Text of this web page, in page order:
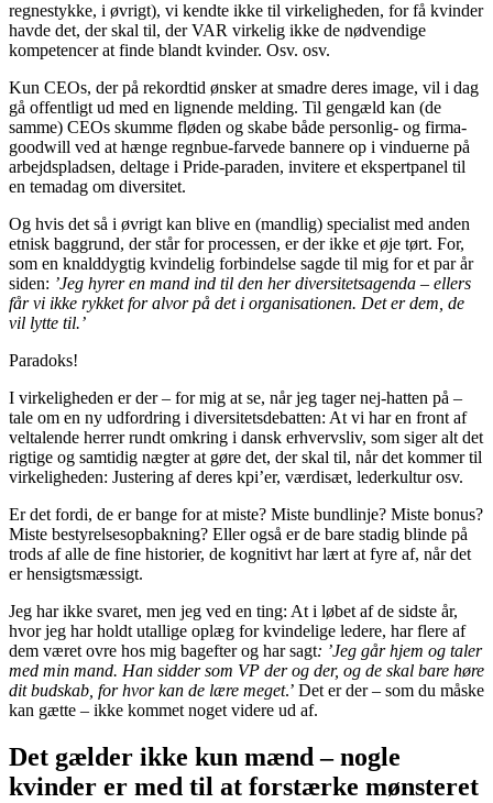
regnestykke, i øvrigt), vi kendte ikke til virkeligheden, for få kvinder
havde det, der skal til, der VAR virkelig ikke de nødvendige
kompetencer at finde blandt kvinder. Osv. osv.
Kun CEOs, der på rekordtid ønsker at smadre deres image, vil i dag
gå offentligt ud med en lignende melding. Til gengæld kan (de
samme) CEOs skumme fløden og skabe både personlig- og firma-
goodwill ved at hænge regnbue-farvede bannere op i vinduerne på
arbejdspladsen, deltage i Pride-paraden, invitere et ekspertpanel til
en temadag om diversitet.
Og hvis det så i øvrigt kan blive en (mandlig) specialist med anden
etnisk baggrund, der står for processen, er der ikke et øje tørt. For,
som en knalddygtig kvindelig forbindelse sagde til mig for et par år
siden: ’Jeg hyrer en mand ind til den her diversitetsagenda – ellers
får vi ikke rykket for alvor på det i organisationen. Det er dem, de
vil lytte til.’
Paradoks!
I virkeligheden er der – for mig at se, når jeg tager nej-hatten på –
tale om en ny udfordring i diversitetsdebatten: At vi har en front af
veltalende herrer rundt omkring i dansk erhvervsliv, som siger alt det
rigtige og samtidig nægter at gøre det, der skal til, når det kommer til
virkeligheden: Justering af deres kpi’er, værdisæt, lederkultur osv.
Er det fordi, de er bange for at miste? Miste bundlinje? Miste bonus?
Miste bestyrelsesopbakning? Eller også er de bare stadig blinde på
trods af alle de fine historier, de kognitivt har lært at fyre af, når det
er hensigtsmæssigt.
Jeg har ikke svaret, men jeg ved en ting: At i løbet af de sidste år,
hvor jeg har holdt utallige oplæg for kvindelige ledere, har flere af
dem været ovre hos mig bagefter og har sagt: ’Jeg går hjem og taler
med min mand. Han sidder som VP der og der, og de skal bare høre
dit budskab, for hvor kan de lære meget.’ Det er der – som du måske
kan gætte – ikke kommet noget videre ud af.
Det gælder ikke kun mænd – nogle
kvinder er med til at forstærke mønsteret